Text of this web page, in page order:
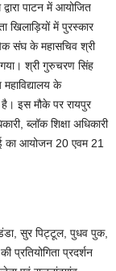
पाटन में आयोजित
खिलाड़ियों में पुरस्कार
संघ के महासचिव श्री
गया। श्री गुरुचरण सिंह
के
इस मौके पर रायपुर
ब्लॉक शिक्षा अधिकारी
का आयोजन 20 एवम 21
सुर पिट्टूल, पुधव पुक,
प्रतियोगिता प्रदर्शन